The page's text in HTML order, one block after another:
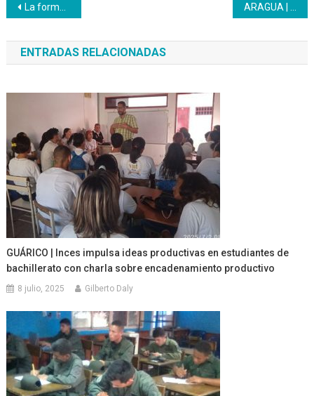
Navegación
de
entradas
La formación virtual llegó al Inces para quedarse
ENTRADAS RELACIONADAS
GUÁRICO | Inces impulsa ideas productivas en estudiantes de
bachillerato con charla sobre encadenamiento productivo
8 julio, 2025 Gilberto Daly